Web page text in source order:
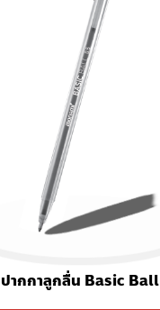
ปากกาลูกลื่น Basic Ball